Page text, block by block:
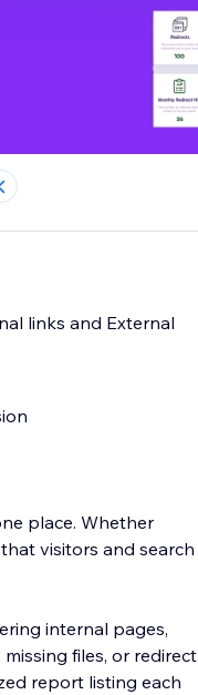
links and External
place. Whether
visitors and search
internal pages,
files, or redirect
report listing each